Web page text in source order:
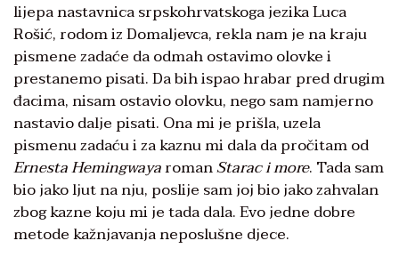
lijepa nastavnica srpskohrvatskoga jezika Luca
Rošić, rodom iz Domaljevca, rekla nam je na kraju
pismene zadaće da odmah ostavimo olovke i
prestanemo pisati. Da bih ispao hrabar pred drugim
đacima, nisam ostavio olovku, nego sam namjerno
nastavio dalje pisati. Ona mi je prišla, uzela
pismenu zadaću i za kaznu mi dala da pročitam od
Ernesta HemingwayaromanStarac i more. Tada sam
bio jako ljut na nju, poslije sam joj bio jako zahvalan
zbog kazne koju mi je tada dala. Evo jedne dobre
metode kažnjavanja neposlušne djece.